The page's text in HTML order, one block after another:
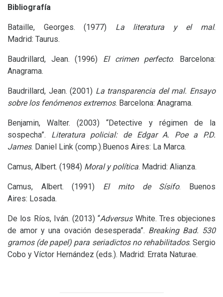
Bibliografía
Bataille, Georges. (1977) La literatura y el mal.
Madrid: Taurus.
Baudrillard, Jean. (1996) El crimen perfecto. Barcelona:
Anagrama.
Baudrillard, Jean. (2001) La transparencia del mal. Ensayo
sobre los fenómenos extremos. Barcelona: Anagrama.
Benjamin, Walter. (2003) “Detective y régimen de la
sospecha”. Literatura policial: de Edgar A. Poe a P.D.
James. Daniel Link (comp.).Buenos Aires: La Marca.
Camus, Albert. (1984) Moral y política. Madrid: Alianza.
Camus, Albert. (1991) El mito de Sísifo. Buenos
Aires: Losada.
De los Ríos, Iván. (2013) “Adversus White. Tres objeciones
de amor y una ovación desesperada”. Breaking Bad. 530
gramos (de papel) para seriadictos no rehabilitados. Sergio
Cobo y Víctor Hernández (eds.). Madrid: Errata Naturae.